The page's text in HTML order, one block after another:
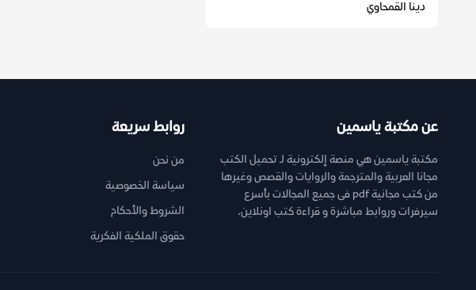
دينا القمحاوي
عن مكتبة ياسمين
مكتبة ياسمين هي منصة إلكترونية لـ تحميل الكتب
مجانا العربية والمترجمة والروايات والقصص وغيرها
من كتب مجانية pdf فى جميع المجالات بأسرع
سيرفرات وروابط مباشرة و قراءة كتب اونلاين.
روابط سريعة
من نحن
سياسة الخصوصية
الشروط والأحكام
حقوق الملكية الفكرية